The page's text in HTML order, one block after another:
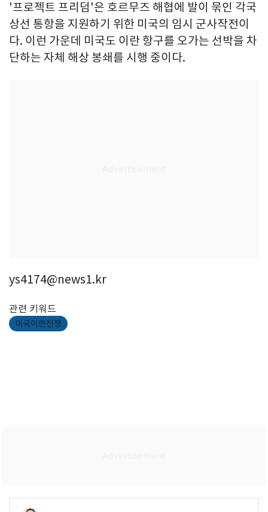
'프로젝트 프리덤'은 호르무즈 해협에 발이 묶인 각국
상선 통항을 지원하기 위한 미국의 임시 군사작전이
다. 이런 가운데 미국도 이란 항구를 오가는 선박을 차
단하는 자체 해상 봉쇄를 시행 중이다.
ys4174@news1.kr
관련 키워드
미국이란전쟁